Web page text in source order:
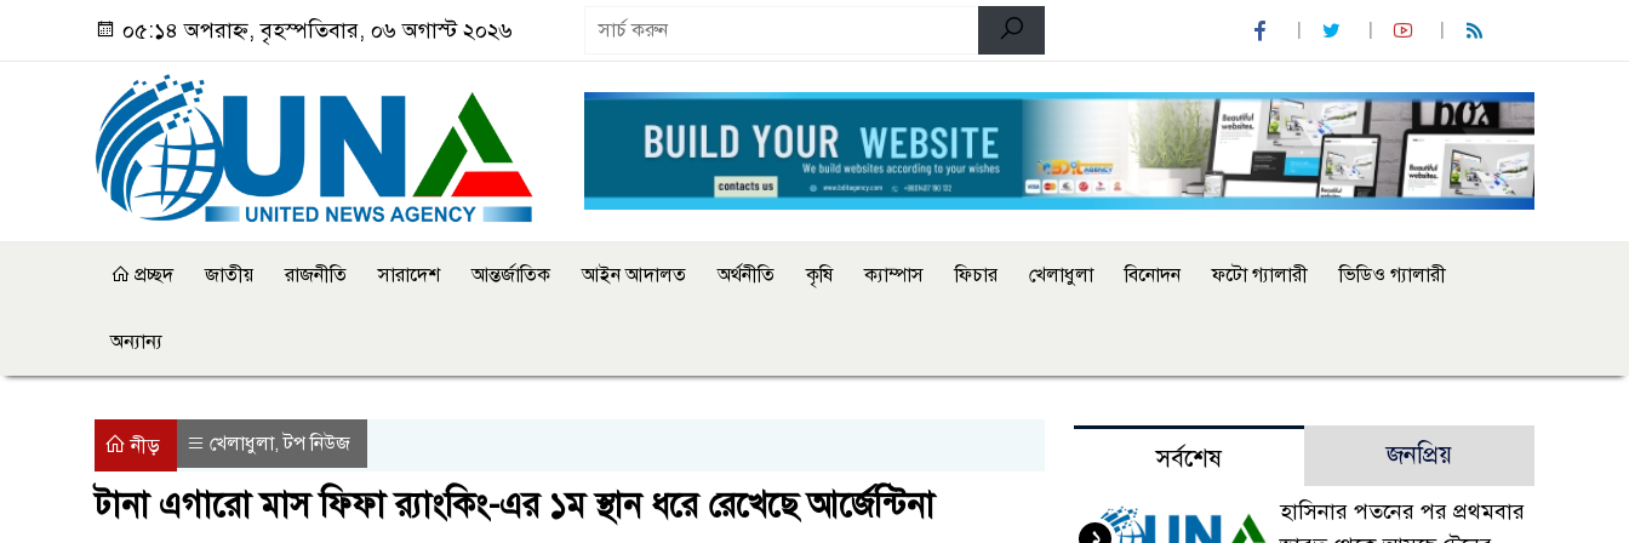
০৫:১৪ অপরাহ্ন, বৃহস্পতিবার, ০৬ অগাস্ট ২০২৬
প্রচ্ছদ জাতীয় রাজনীতি সারাদেশ আন্তর্জাতিক আইন আদালত অর্থনীতি কৃষি ক্যাম্পাস ফিচার খেলাধুলা বিনোদন ফটো গ্যালারী ভিডিও গ্যালারী
অন্যান্য
নীড় খেলাধুলা,টপ নিউজ
টানা এগারো মাস ফিফা র‌্যাংকিং-এর ১ম স্থান ধরে রেখেছে আর্জেন্টিনা
সর্বশেষ জনপ্রিয়
হাসিনার পতনের পর প্রথমবার
১